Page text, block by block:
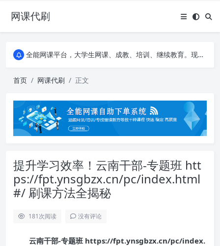
网课代刷
AI论文写作平台，根据真实文献内容生成论文
全能网课平台，大学生网课、成教、培训、继续教育。现已接入代刷代考项目3000+
全能网课平台，大学生网课、成教、培训、继续教育。现已接入代刷代考项目3000+
首页 网课代刷 正文
提升学习效率！云南干部-专题班 htt
ps://fpt.ynsgbzx.cn/pc/index.html
#/ 刷课方法全揭秘
181次阅读 没有评论
云南干部-专题班 https://fpt.ynsgbzx.cn/pc/index.